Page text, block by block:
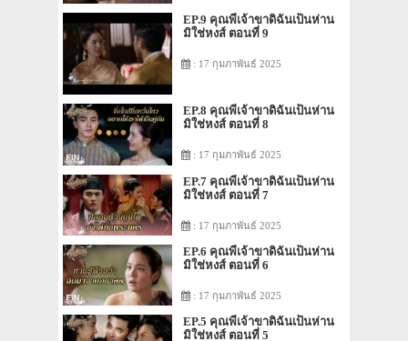
EP.9 คุณพี่เจ้าขาดิฉันเป็นห่าน
มิใช่หงส์ ตอนที่ 9
: 17 กุมภาพันธ์ 2025
EP.8 คุณพี่เจ้าขาดิฉันเป็นห่าน
มิใช่หงส์ ตอนที่ 8
: 17 กุมภาพันธ์ 2025
EP.7 คุณพี่เจ้าขาดิฉันเป็นห่าน
มิใช่หงส์ ตอนที่ 7
: 17 กุมภาพันธ์ 2025
EP.6 คุณพี่เจ้าขาดิฉันเป็นห่าน
มิใช่หงส์ ตอนที่ 6
: 17 กุมภาพันธ์ 2025
EP.5 คุณพี่เจ้าขาดิฉันเป็นห่าน
มิใช่หงส์ ตอนที่ 5